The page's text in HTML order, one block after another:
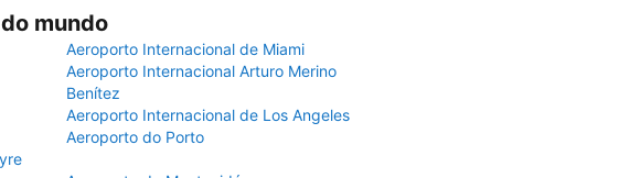
mundo
Aeroporto Internacional de Miami
Aeroporto Internacional Arturo Merino
Benítez
Aeroporto Internacional de Los Angeles
Aeroporto do Porto